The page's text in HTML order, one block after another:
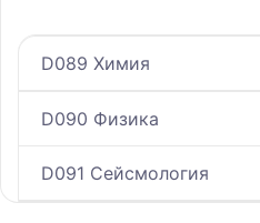
D089 Химия
D090 Физика
D091 Сейсмология